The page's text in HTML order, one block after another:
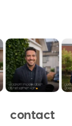
contact